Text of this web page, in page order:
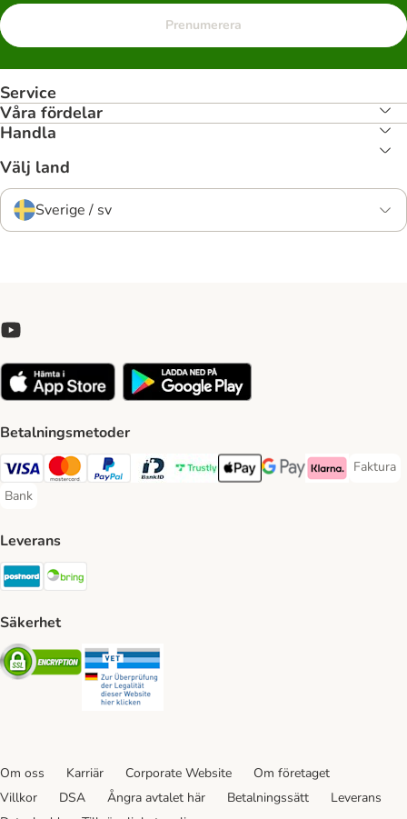
Prenumerera
Service
Våra fördelar
Handla
Välj land
Sverige / sv
Betalningsmetoder
Visa Payment Method
Mastercard Payment Method
PayPal Payment Method
BankID Payment Method
Trustly Payment Method
Apple Pay Payment Method
Googple Pay Payment
Klarna Payment
Faktura
Faktura
Bank
Bank Payment Method
Leverans
Postnord Shipping Method
Säkerhet
Security
Om oss Karriär Corporate Website
Om företaget
Villkor
DSA Ångra avtalet här Betalningssätt
Leverans